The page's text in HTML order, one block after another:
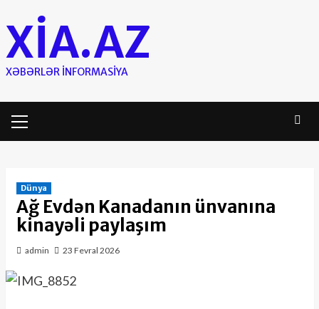
to
content
XIA.AZ
XƏBƏRLƏR INFORMASIYA
Menu
Dünya
Ağ Evdən Kanadanın ünvanına
kinayəli paylaşım
admin 23 Fevral 2026